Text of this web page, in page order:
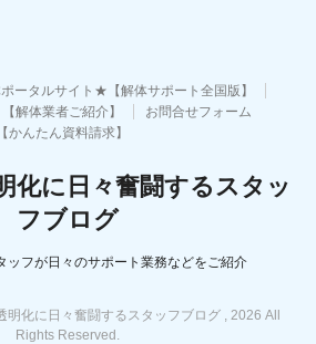
ータルサイト★【解体サポート全国版】
解体業者ご紹介】
お問合せフォーム
【かんたん資料請求】
化に日々奮闘するスタッ
フブログ
ッフが日々のサポート業務などをご紹介
化に日々奮闘するスタッフブログ , 2026 All
Rights Reserved.